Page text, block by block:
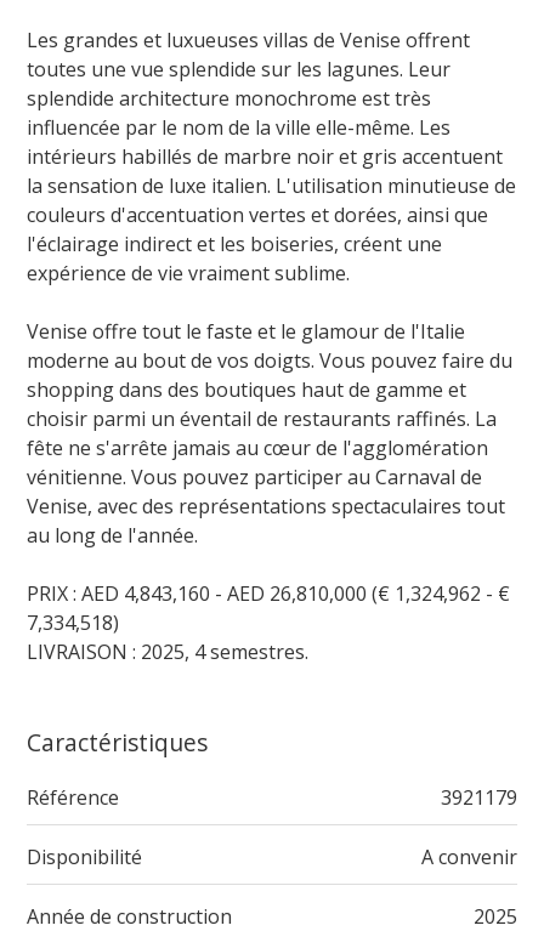
Les grandes et luxueuses villas de Venise offrent
toutes une vue splendide sur les lagunes. Leur
splendide architecture monochrome est très
influencée par le nom de la ville elle-même. Les
intérieurs habillés de marbre noir et gris accentuent
la sensation de luxe italien. L'utilisation minutieuse de
couleurs d'accentuation vertes et dorées, ainsi que
l'éclairage indirect et les boiseries, créent une
expérience de vie vraiment sublime.
Venise offre tout le faste et le glamour de l'Italie
moderne au bout de vos doigts. Vous pouvez faire du
shopping dans des boutiques haut de gamme et
choisir parmi un éventail de restaurants raffinés. La
fête ne s'arrête jamais au cœur de l'agglomération
vénitienne. Vous pouvez participer au Carnaval de
Venise, avec des représentations spectaculaires tout
au long de l'année.
PRIX : AED 4,843,160 - AED 26,810,000 (€ 1,324,962 - €
7,334,518)
LIVRAISON : 2025, 4 semestres.
Caractéristiques
Référence 3921179
Disponibilité A convenir
Année de construction 2025